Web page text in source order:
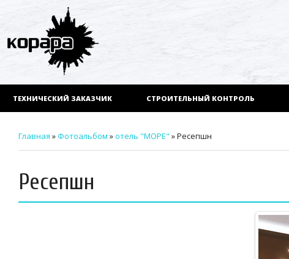
ТЕХНИЧЕСКИЙ ЗАКАЗЧИК СТРОИТЕЛЬНЫЙ КОНТРОЛЬ
Главная »Фотоальбом »отель "МОРЕ" » Ресепшн
Ресепшн